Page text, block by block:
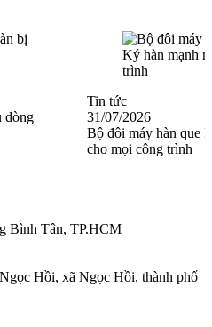
dòng
Tin tức
31/07/2026
Bộ đôi máy hàn que
cho mọi công trình
Bình Tân, TP.HCM
Hồi, xã Ngọc Hồi, thành phố